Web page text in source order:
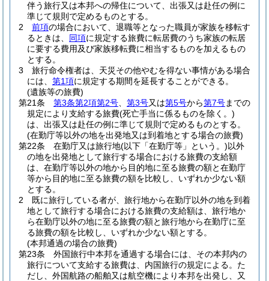
伴う旅行又は本邦への帰住について、出張又は赴任の例に
準じて規則で定めるものとする。
2
前項の場合において、退職等となった職員が家族を移転す
るときは、 同項に規定する旅費に転居費のうち家族の転居
に要する費用及び家族移転費に相当するものを加えるもの
とする。
3
旅行命令権者は、天災その他やむを得ない事情がある場合
には、 第1項に規定する期間を延長することができる。
(遺族等の旅費)
第21条
第3条第2項第2号 第3号又は第5号から第7号までの
規定により支給する旅費(死亡手当に係るものを除く。)
は、出張又は赴任の例に準じて規則で定めるものとする。
(在勤庁等以外の地を出発地又は到着地とする場合の旅費)
第22条
在勤庁又は旅行地(以下「在勤庁等」という。)以外
の地を出発地として旅行する場合における旅費の支給額
は、在勤庁等以外の地から目的地に至る旅費の額と在勤庁
等から目的地に至る旅費の額を比較し、いずれか少ない額
とする。
2
既に旅行している者が、旅行地から在勤庁以外の地を到着
地として旅行する場合における旅費の支給額は、旅行地か
ら在勤庁以外の地に至る旅費の額と旅行地から在勤庁に至
る旅費の額を比較し、いずれか少ない額とする。
(本邦通過の場合の旅費)
第23条
外国旅行中本邦を通過する場合には、その本邦内の
旅行について支給する旅費は、内国旅行の規定による。 た
だし、外国航路の船舶又は航空機により本邦を出発し、又